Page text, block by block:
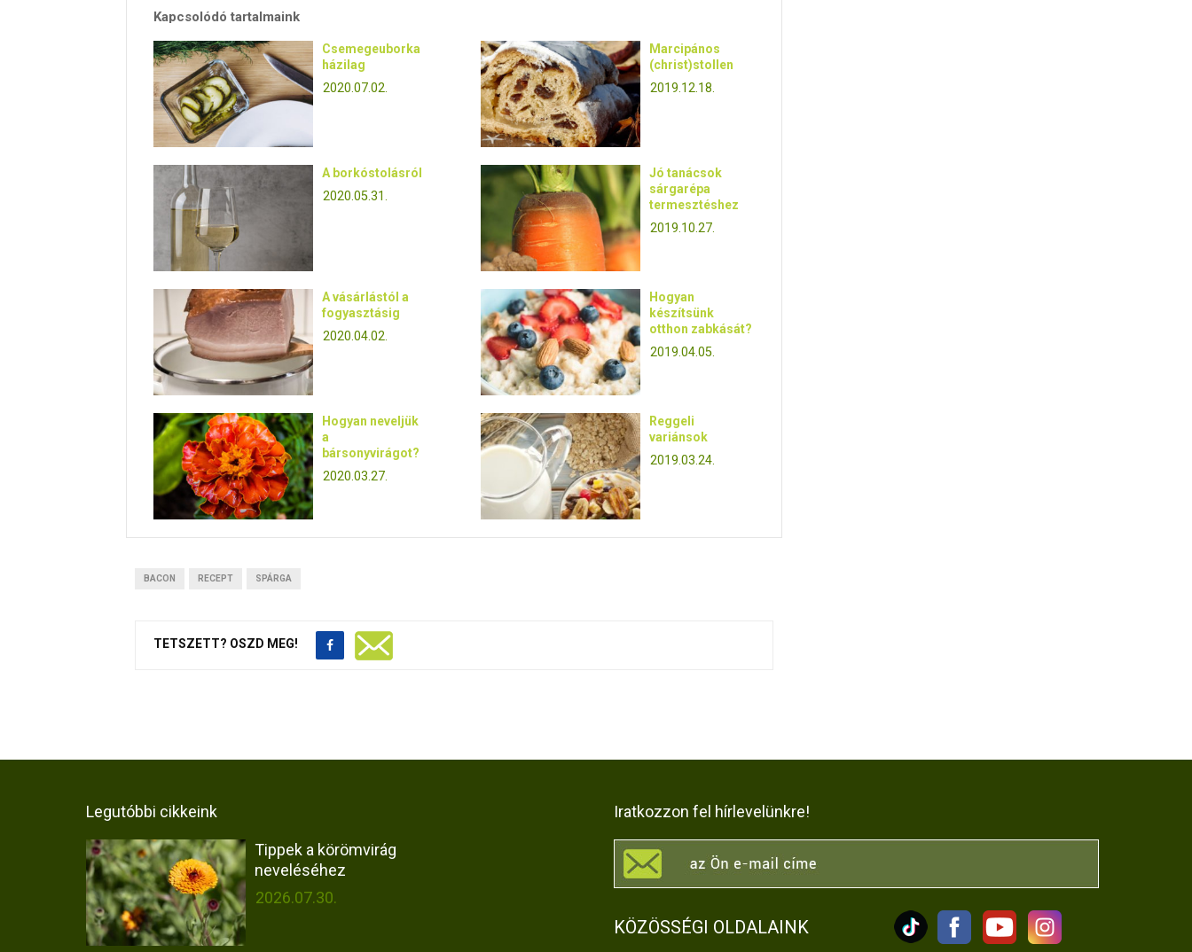
Kapcsolódó tartalmaink
Csemegeuborka
házilag
2020.07.02.
A borkóstolásról
2020.05.31.
A vásárlástól a
fogyasztásig
2020.04.02.
Hogyan neveljük
a
bársonyvirágot?
2020.03.27.
Marcipános
(christ)stollen
2019.12.18.
Jó tanácsok
sárgarépa
termesztéshez
2019.10.27.
Hogyan
készítsünk
otthon zabkását?
2019.04.05.
Reggeli
variánsok
2019.03.24.
BACON RECEPT SPÁRGA
TETSZETT? OSZD MEG!
Legutóbbi cikkeink
Tippek a körömvirág
neveléséhez
2026.07.30.
Iratkozzon fel hírlevelünkre!
KÖZÖSSÉGI OLDALAINK